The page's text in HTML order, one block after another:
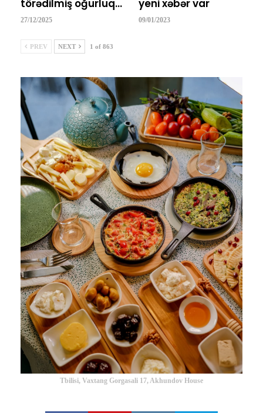
törədilmiş oğurluq…
27/12/2025
yeni xəbər var
09/01/2023
PREV NEXT 1 of 863
Tbilisi, Vaxtang Gorgasali 17, Akhundov House